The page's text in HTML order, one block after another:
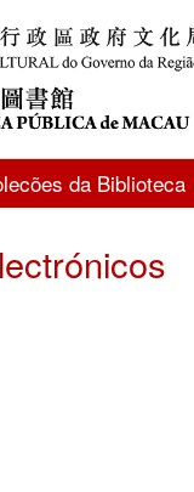
da Biblioteca